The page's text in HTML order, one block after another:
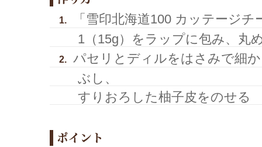
1.
「雪印北海道100 カッテージチ
1（15g）をラップに包み、丸
2.
パセリとディルをはさみで細
ぶし、
すりおろした柚子皮をのせる